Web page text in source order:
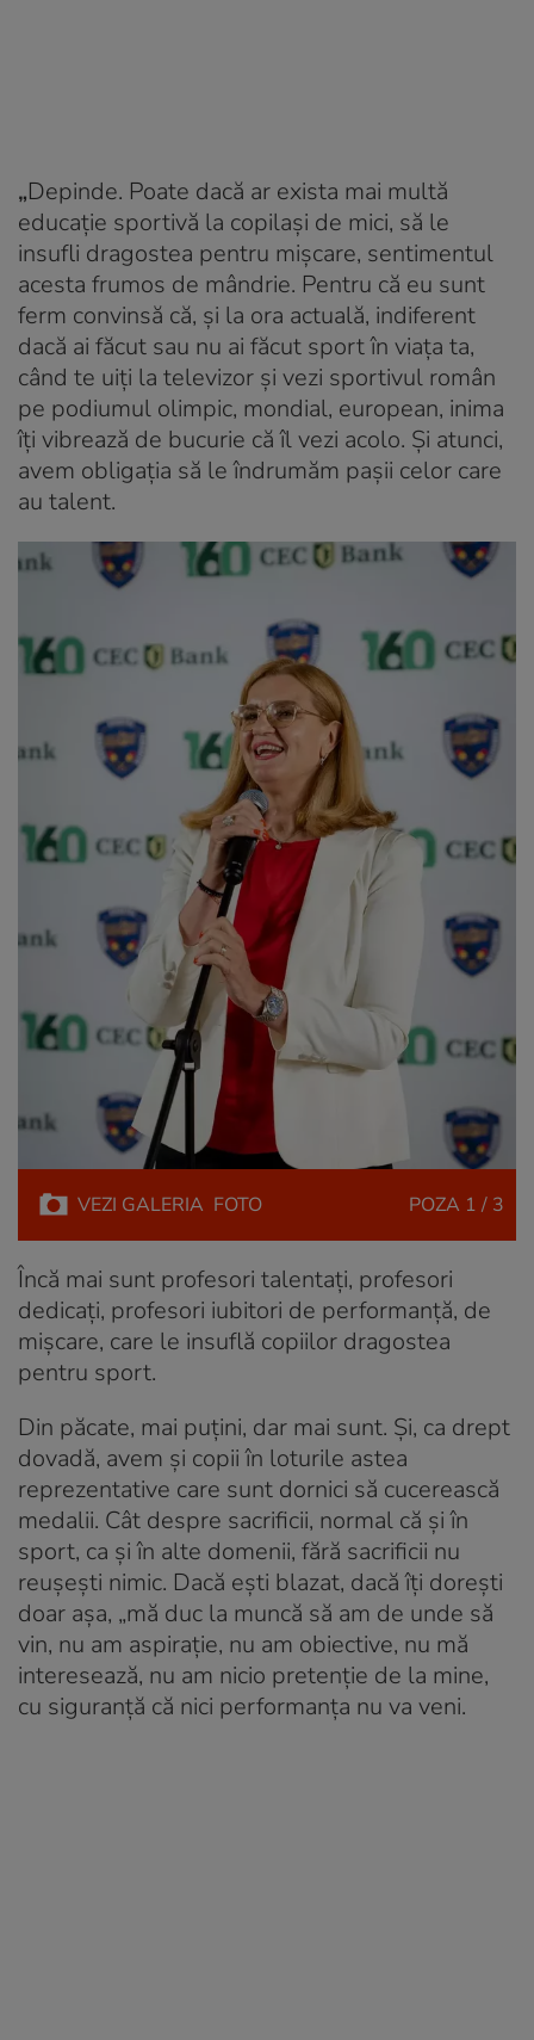
„Depinde. Poate dacă ar exista mai multă
educație sportivă la copilași de mici, să le
insufli dragostea pentru mișcare, sentimentul
acesta frumos de mândrie. Pentru că eu sunt
ferm convinsă că, și la ora actuală, indiferent
dacă ai făcut sau nu ai făcut sport în viața ta,
când te uiți la televizor și vezi sportivul român
pe podiumul olimpic, mondial, european, inima
îți vibrează de bucurie că îl vezi acolo. Și atunci,
avem obligația să le îndrumăm pașii celor care
au talent.
VEZI GALERIA FOTO POZA 1 / 3
Încă mai sunt profesori talentați, profesori
dedicați, profesori iubitori de performanță, de
mișcare, care le insuflă copiilor dragostea
pentru sport.
Din păcate, mai puțini, dar mai sunt. Și, ca drept
dovadă, avem și copii în loturile astea
reprezentative care sunt dornici să cucerească
medalii. Cât despre sacrificii, normal că și în
sport, ca și în alte domenii, fără sacrificii nu
reușești nimic. Dacă ești blazat, dacă îți dorești
doar așa, „mă duc la muncă să am de unde să
vin, nu am aspirație, nu am obiective, nu mă
interesează, nu am nicio pretenție de la mine,
cu siguranță că nici performanța nu va veni.